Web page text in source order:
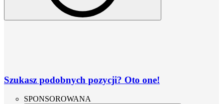
Szukasz podobnych pozycji? Oto one!
SPONSOROWANA